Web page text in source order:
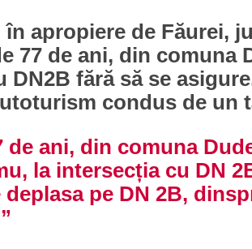
apropiere de Făurei,
77 de ani, din comuna
fără să se
condus de un
de ani, din comuna
la intersecția cu DN
pe DN 2B,